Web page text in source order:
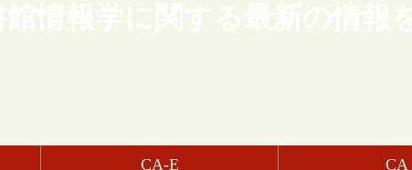
館情報学に関する最新の情
CA-E CA